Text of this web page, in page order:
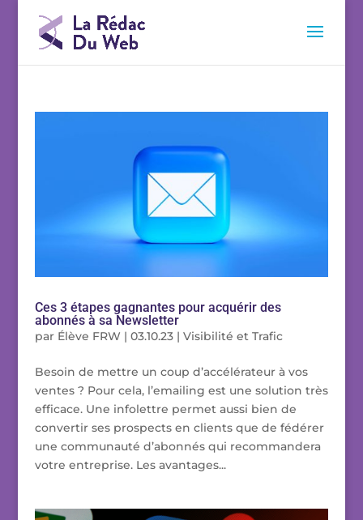
Ces 3 étapes gagnantes pour acquérir des
abonnés à sa Newsletter
par Élève FRW | 03.10.23| Visibilité et Trafic
Besoin de mettre un coup d’accélérateur à vos
ventes ? Pour cela, l’emailing est une solution très
efficace. Une infolettre permet aussi bien de
convertir ses prospects en clients que de fédérer
une communauté d’abonnés qui recommandera
votre entreprise. Les avantages...